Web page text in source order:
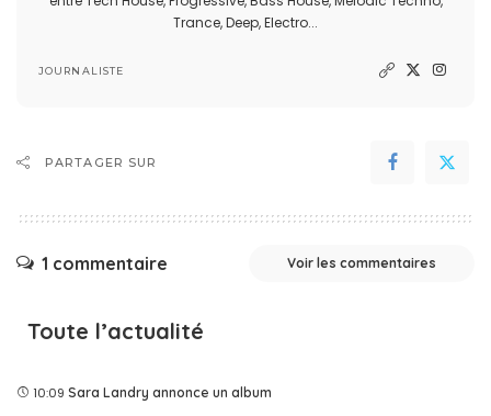
Trance, Deep, Electro...
JOURNALISTE
PARTAGER SUR
1 commentaire Voir les commentaires
Toute l’actualité
10:09 Sara Landry annonce un album